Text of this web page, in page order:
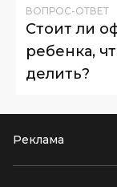
ВОПРОС-ОТВЕТ
Стоит ли
ребенка,
делить?
Реклама